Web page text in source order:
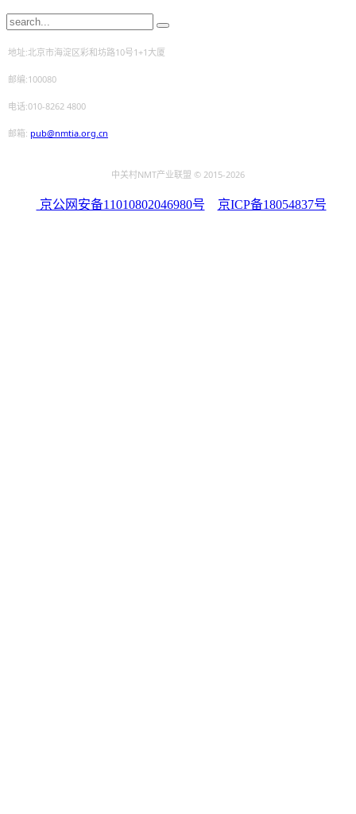
地址:北京市海淀区彩和坊路10号1+1大厦
邮编:100080
电话:010-8262 4800
邮箱: pub@nmtia.org.cn
中关村NMT产业联盟 © 2015-2026
京公网安备11010802046980号 京ICP备18054837号